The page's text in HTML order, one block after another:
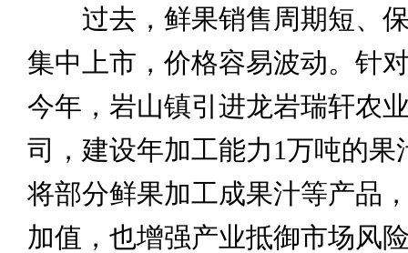
过去，鲜果销售周期短、保
集中上市，价格容易波动。针
今年，岩山镇引进龙岩瑞轩农
司，建设年加工能力1万吨的果
将部分鲜果加工成果汁等产品
加值，也增强产业抵御市场风